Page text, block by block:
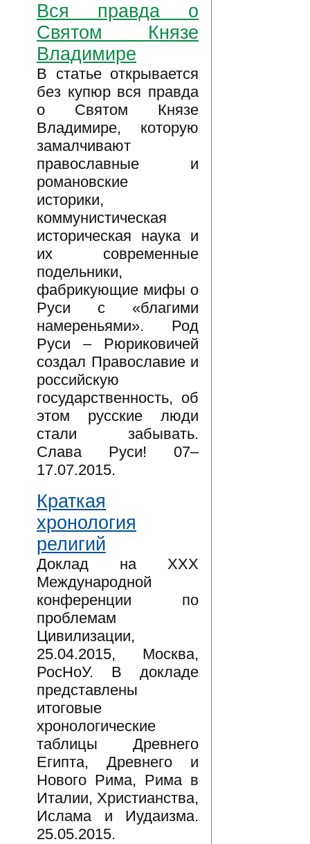
Вся правда о
Святом Князе
Владимире
В статье открывается
без купюр вся правда
о Святом Князе
Владимире, которую
замалчивают
православные и
романовские
историки,
коммунистическая
историческая наука и
их современные
подельники,
фабрикующие мифы о
Руси с «благими
намереньями». Род
Руси – Рюриковичей
создал Православие и
российскую
государственность, об
этом русские люди
стали забывать.
Слава Руси! 07–
17.07.2015.
Краткая
хронология
религий
Доклад на XXX
Международной
конференции по
проблемам
Цивилизации,
25.04.2015, Москва,
РосНоУ. В докладе
представлены
итоговые
хронологические
таблицы Древнего
Египта, Древнего и
Нового Рима, Рима в
Италии, Христианства,
Ислама и Иудаизма.
25.05.2015.